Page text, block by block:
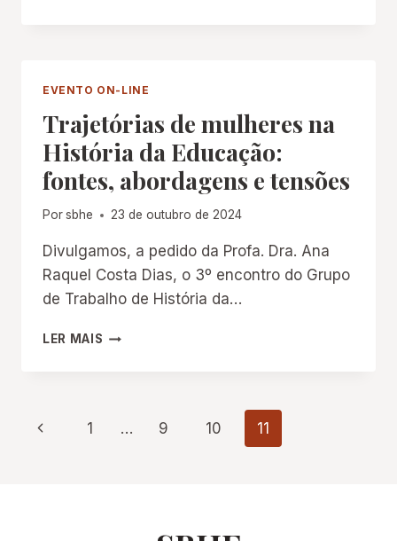
DESAFIOS
NO
BRASIL
EM
PORTUGAL
EVENTO ON-LINE
Trajetórias de mulheres na
História da Educação:
fontes, abordagens e tensões
Porsbhe 23 de outubro de 2024
Divulgamos, a pedido da Profa. Dra. Ana
Raquel Costa Dias, o 3º encontro do Grupo
de Trabalho de História da…
LER MAIS TRAJETÓRIAS
Navegação
Página
1 … 9 10 11